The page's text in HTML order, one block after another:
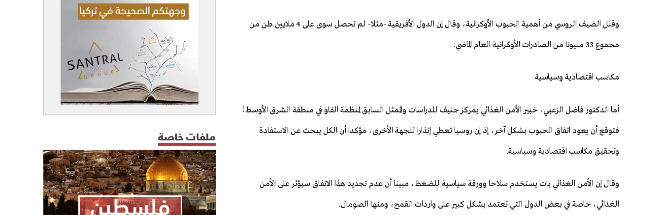
وقلل الضيف الروسي من أهمية الحبوب الأوكرانية، وقال إن الدول الأفريقية -مثلا- لم تحصل سوى على 4 ملايين طن من
مجموع 33 مليونا من الصادرات الأوكرانية العام الماضي.
مكاسب اقتصادية وسياسية
أما الدكتور فاضل الزعبي، خبير الأمن الغذائي بمركز جنيف للدراسات والممثل السابق لمنظمة الفاو في منطقة الشرق الأوسط؛
فتوقع أن يعود اتفاق الحبوب بشكل آخر، إذ إن روسيا تعطي إنذارا للجهة الأخرى، مؤكدا أن الكل يبحث عن الاستفادة
وتحقيق مكاسب اقتصادية وسياسية.
وقال إن الأمن الغذائي بات يستخدم سلاحا وورقة سياسية للضغط، مبينا أن عدم تجديد هذا الاتفاق سيؤثر على الأمن
الغذائي، خاصة في بعض الدول التي تعتمد بشكل كبير على واردات القمح، ومنها الصومال.
ملفات خاصة